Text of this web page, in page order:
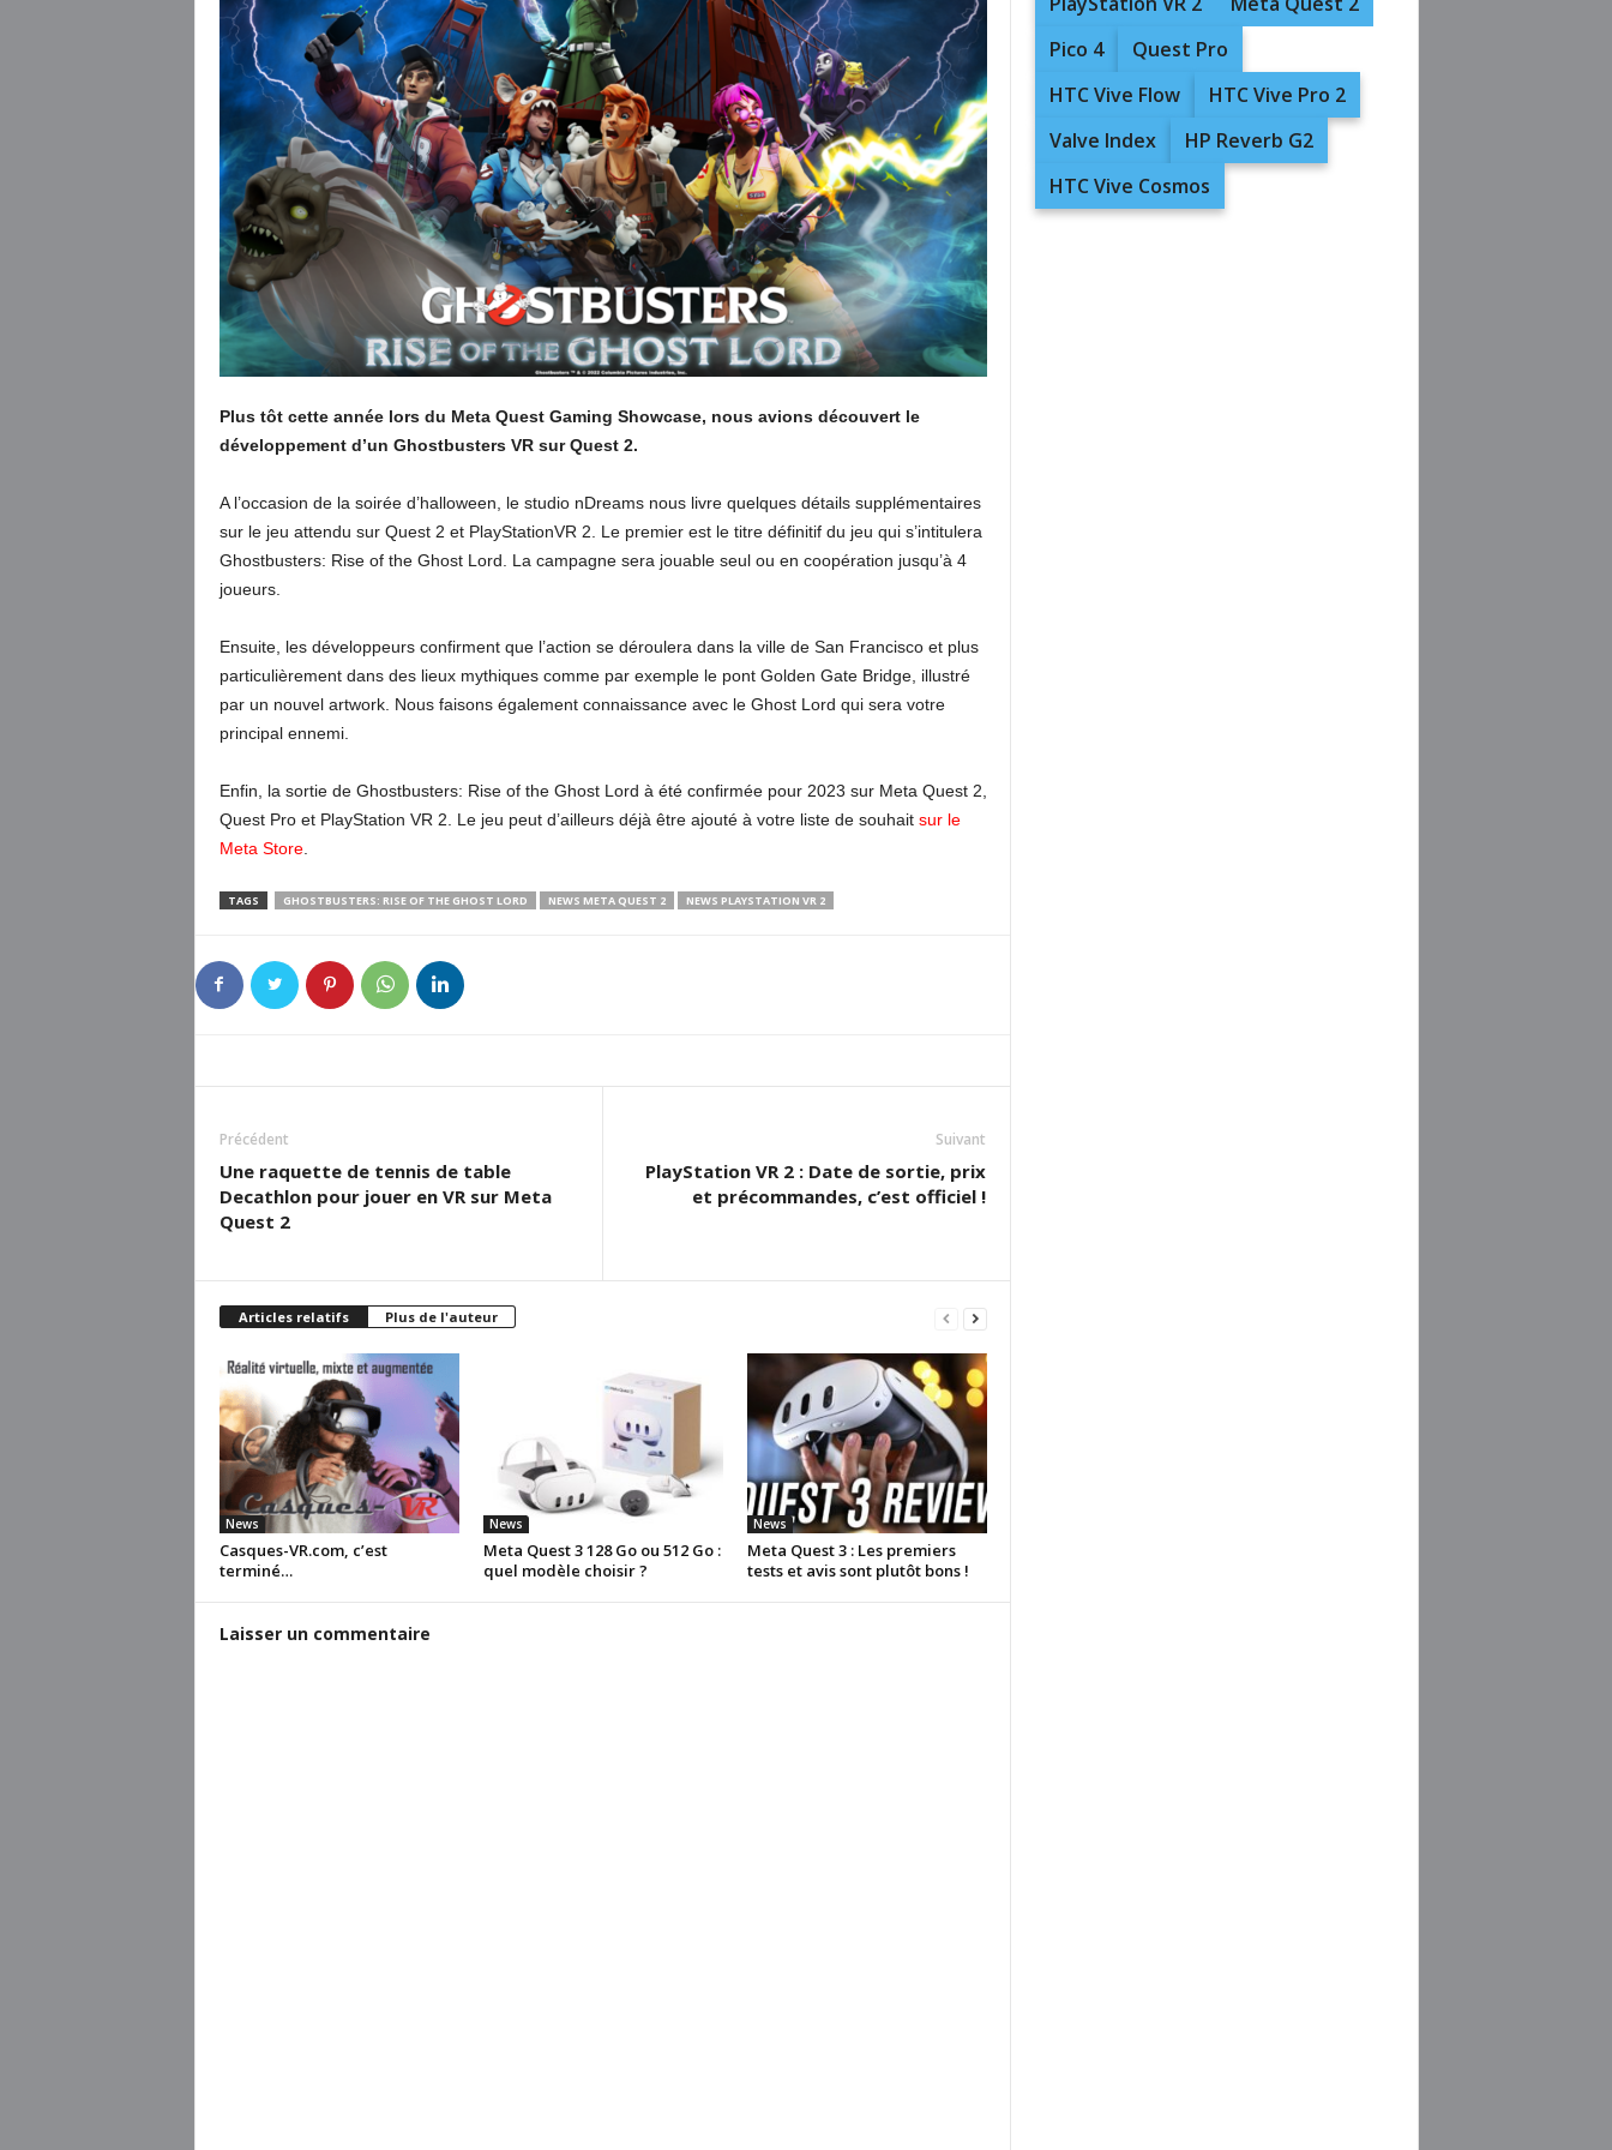
Plus tôt cette année lors du Meta Quest Gaming Showcase, nous avions découvert le
développement d’un Ghostbusters VR sur Quest 2.
A l’occasion de la soirée d’halloween, le studio nDreams nous livre quelques détails supplémentaires
sur le jeu attendu sur Quest 2 et PlayStationVR 2. Le premier est le titre définitif du jeu qui s’intitulera
Ghostbusters: Rise of the Ghost Lord. La campagne sera jouable seul ou en coopération jusqu’à 4
joueurs.
Ensuite, les développeurs confirment que l’action se déroulera dans la ville de San Francisco et plus
particulièrement dans des lieux mythiques comme par exemple le pont Golden Gate Bridge, illustré
par un nouvel artwork. Nous faisons également connaissance avec le Ghost Lord qui sera votre
principal ennemi.
Enfin, la sortie de Ghostbusters: Rise of the Ghost Lord à été confirmée pour 2023 sur Meta Quest 2,
Quest Pro et PlayStation VR 2. Le jeu peut d’ailleurs déjà être ajouté à votre liste de souhait sur le
Meta Store.
TAGS GHOSTBUSTERS: RISE OF THE GHOST LORD NEWS META QUEST 2 NEWS PLAYSTATION VR 2
Précédent
Une raquette de tennis de table
Decathlon pour jouer en VR sur Meta
Quest 2
Suivant
PlayStation VR 2 : Date de sortie, prix
et précommandes, c’est officiel !
Articles relatifs Plus de l'auteur
News
Casques-VR.com, c’est
terminé…
News
Meta Quest 3 128 Go ou 512 Go :
quel modèle choisir ?
News
Meta Quest 3 : Les premiers
tests et avis sont plutôt bons !
Laisser un commentaire
Pico 4
Quest Pro
HTC Vive Flow
HTC Vive Pro 2
Valve Index
HP Reverb G2
HTC Vive Cosmos